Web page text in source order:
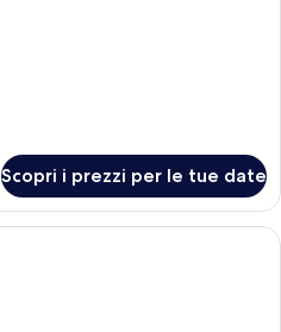
Scopri i prezzi per le tue date
Una camera d'albergo con un letto